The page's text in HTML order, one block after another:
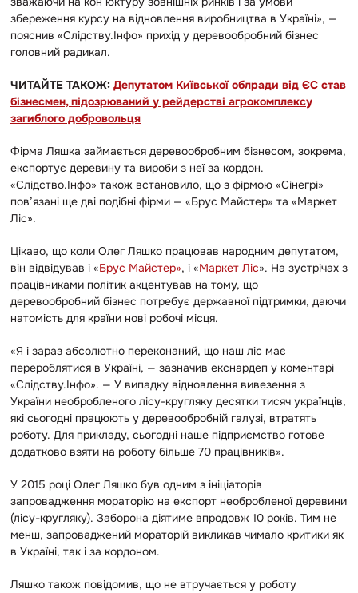
збереження курсу на відновлення виробництва в Україні», —
пояснив «Слідству.Інфо» прихід у деревообробний бізнес
головний радикал.
ЧИТАЙТЕ ТАКОЖ: Депутатом Київської облради від ЄС став
бізнесмен, підозрюваний у рейдерстві агрокомплексу
загиблого добровольця
Фірма Ляшка займається деревообробним бізнесом, зокрема,
експортує деревину та вироби з неї за кордон.
«Слідство.Інфо» також встановило, що з фірмою «Сінегрі»
пов’язані ще дві подібні фірми — «Брус Майстер» та «Маркет
Ліс».
Цікаво, що коли Олег Ляшко працював народним депутатом,
він відвідував і «Брус Майстер», і «Маркет Ліс». На зустрічах з
працівниками політик акцентував на тому, що
деревообробний бізнес потребує державної підтримки, даючи
натомість для країни нові робочі місця.
«Я і зараз абсолютно переконаний, що наш ліс має
перероблятися в Україні, — зазначив екснардеп у коментарі
«Слідству.Інфо». — У випадку відновлення вивезення з
України необробленого лісу-кругляку десятки тисяч українців,
які сьогодні працюють у деревообробній галузі, втратять
роботу. Для прикладу, сьогодні наше підприємство готове
додатково взяти на роботу більше 70 працівників».
У 2015 році Олег Ляшко був одним з ініціаторів
запровадження мораторію на експорт необробленої деревини
(лісу-кругляку). Заборона діятиме впродовж 10 років. Тим не
менш, запроваджений мораторій викликав чимало критики як
в Україні, так і за кордоном.
Ляшко також повідомив, що не втручається у роботу